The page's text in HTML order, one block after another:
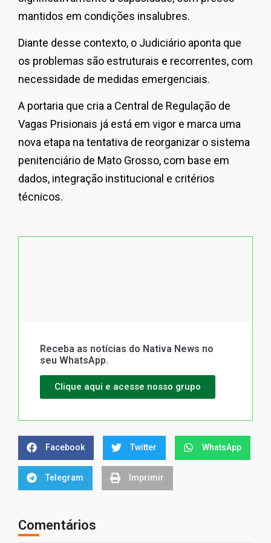
mantidos em condições insalubres.
Diante desse contexto, o Judiciário aponta que
os problemas são estruturais e recorrentes, com
necessidade de medidas emergenciais.
A portaria que cria a Central de Regulação de
Vagas Prisionais já está em vigor e marca uma
nova etapa na tentativa de reorganizar o sistema
penitenciário de Mato Grosso, com base em
dados, integração institucional e critérios
técnicos.
Receba as notícias do Nativa News no
seu WhatsApp.
Clique aqui e acesse nosso grupo
Facebook Twitter WhatsApp
Telegram Imprimir
Comentários